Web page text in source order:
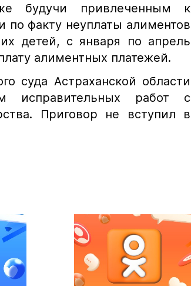
будучи привлеченным к
по факту неуплаты алиментов
детей, с января по апрель
алиментных платежей.
суда Астраханской области
исправительных работ с
Приговор не вступил в